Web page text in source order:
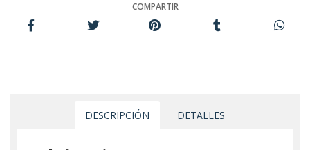
COMPARTIR
DESCRIPCIÓN DETALLES